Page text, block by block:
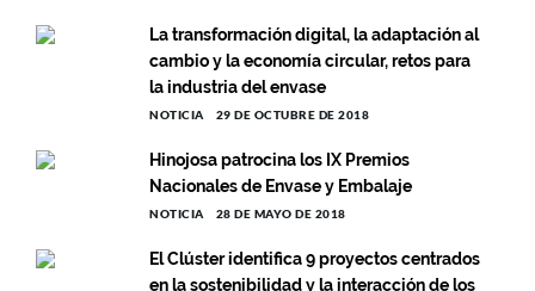
La transformación digital, la adaptación al
cambio y la economía circular, retos para
la industria del envase
NOTICIA 29 DE OCTUBRE DE 2018
Hinojosa patrocina los IX Premios
Nacionales de Envase y Embalaje
NOTICIA 28 DE MAYO DE 2018
El Clúster identifica 9 proyectos centrados
en la sostenibilidad y la interacción de los